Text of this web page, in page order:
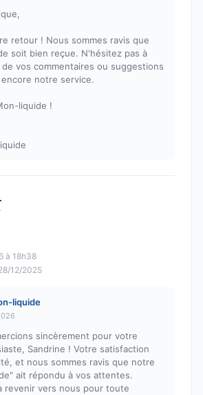
retour ! Nous sommes ravis que
soit bien reçue. N'hésitez pas à
vos commentaires ou suggestions
notre service.
liquide !
à 18h38
12/2025
liquide
sincèrement pour votre
Sandrine ! Votre satisfaction
et nous sommes ravis que notre
ait répondu à vos attentes.
revenir vers nous pour toute